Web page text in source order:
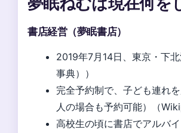
書店経営（夢眠書店）
2019年7月14日、東京・下
事典））
完全予約制で、子ども連れ
人の場合も予約可能）（
高校生の頃に書店でアルバ